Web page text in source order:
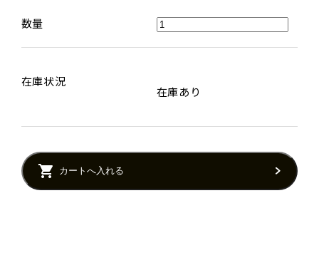
数量
在庫状況
在庫あり
カートへ入れる